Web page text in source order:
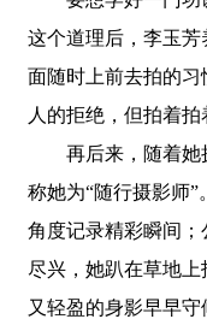
这个道理后，李玉
面随时上前去拍的习
人的拒绝，但拍着拍
再后来，随着她
称她为“随行摄影师
角度记录精彩瞬间
尽兴，她趴在草地
又轻盈的身影早早